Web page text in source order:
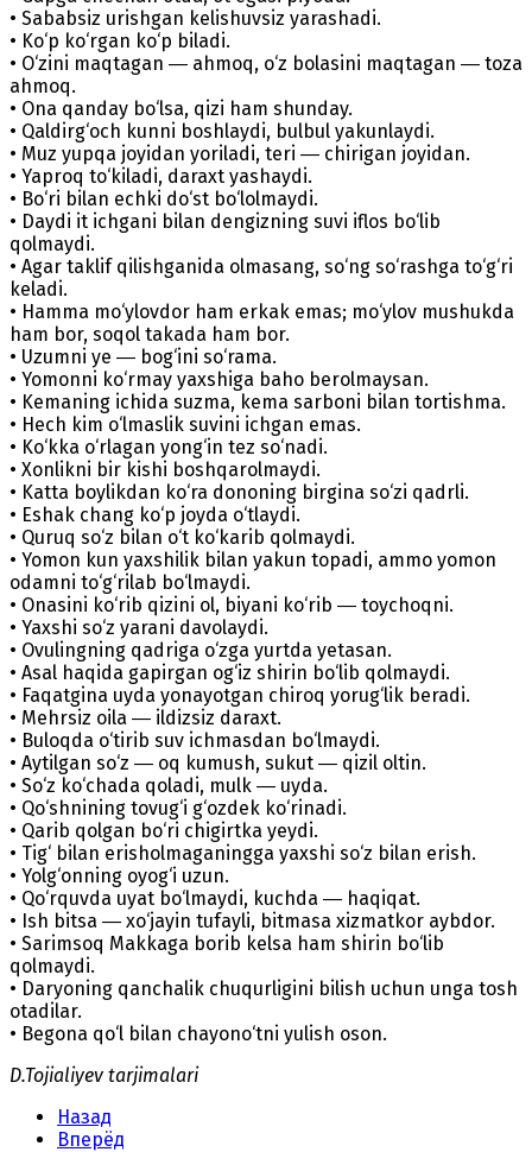
• Sababsiz urishgan kelishuvsiz yarashadi.
• Ko‘p ko‘rgan ko‘p biladi.
• O‘zini maqtagan ― ahmoq, o‘z bolasini maqtagan ― toza
ahmoq.
• Ona qanday bo‘lsa, qizi ham shunday.
• Qaldirg‘och kunni boshlaydi, bulbul yakunlaydi.
• Muz yupqa joyidan yoriladi, teri ― chirigan joyidan.
• Yaproq to‘kiladi, daraxt yashaydi.
• Bo‘ri bilan echki do‘st bo‘lolmaydi.
• Daydi it ichgani bilan dengizning suvi iflos bo‘lib
qolmaydi.
• Agar taklif qilishganida olmasang, so‘ng so‘rashga to‘g‘ri
keladi.
• Hamma mo‘ylovdor ham erkak emas; mo‘ylov mushukda
ham bor, soqol takada ham bor.
• Uzumni ye ― bog‘ini so‘rama.
• Yomonni ko‘rmay yaxshiga baho berolmaysan.
• Kemaning ichida suzma, kema sarboni bilan tortishma.
• Hech kim o‘lmaslik suvini ichgan emas.
• Ko‘kka o‘rlagan yong‘in tez so‘nadi.
• Xonlikni bir kishi boshqarolmaydi.
• Katta boylikdan ko‘ra dononing birgina so‘zi qadrli.
• Eshak chang ko‘p joyda o‘tlaydi.
• Quruq so‘z bilan o‘t ko‘karib qolmaydi.
• Yomon kun yaxshilik bilan yakun topadi, ammo yomon
odamni to‘g‘rilab bo‘lmaydi.
• Onasini ko‘rib qizini ol, biyani ko‘rib ― toychoqni.
• Yaxshi so‘z yarani davolaydi.
• Ovulingning qadriga o‘zga yurtda yetasan.
• Asal haqida gapirgan og‘iz shirin bo‘lib qolmaydi.
• Faqatgina uyda yonayotgan chiroq yorug‘lik beradi.
• Mehrsiz oila ― ildizsiz daraxt.
• Buloqda o‘tirib suv ichmasdan bo‘lmaydi.
• Aytilgan so‘z ― oq kumush, sukut ― qizil oltin.
• So‘z ko‘chada qoladi, mulk ― uyda.
• Qo‘shnining tovug‘i g‘ozdek ko‘rinadi.
• Qarib qolgan bo‘ri chigirtka yeydi.
• Tig‘ bilan erisholmaganingga yaxshi so‘z bilan erish.
• Yolg‘onning oyog‘i uzun.
• Qo‘rquvda uyat bo‘lmaydi, kuchda ― haqiqat.
• Ish bitsa ― xo‘jayin tufayli, bitmasa xizmatkor aybdor.
• Sarimsoq Makkaga borib kelsa ham shirin bo‘lib
qolmaydi.
• Daryoning qanchalik chuqurligini bilish uchun unga tosh
otadilar.
• Begona qo‘l bilan chayono‘tni yulish oson.
D.Tojialiyev tarjimalari
Назад
Вперёд